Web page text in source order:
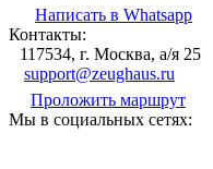
Написать в Whatsapp
Контакты:
117534, г. Москва, а/я 25
support@zeughaus.ru
Проложить маршрут
Мы в социальных сетях: